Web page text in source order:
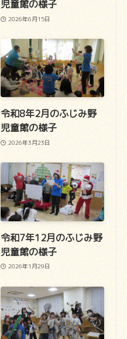
児童館の様子
2026年6月15日
令和8年2月のふじみ野
児童館の様子
2026年3月23日
令和7年12月のふじみ野
児童館の様子
2026年1月29日